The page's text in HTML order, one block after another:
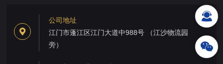
公司地址
江门市蓬江区江门大道中988号 （江沙物流园
旁）